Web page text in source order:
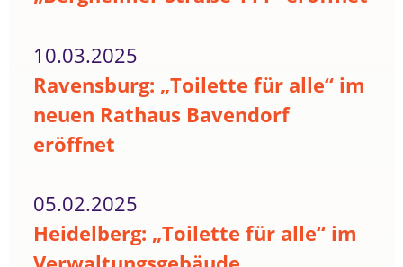
10.03.2025
Ravensburg: „Toilette für alle“ im
neuen Rathaus Bavendorf
eröffnet
05.02.2025
Heidelberg: „Toilette für alle“ im